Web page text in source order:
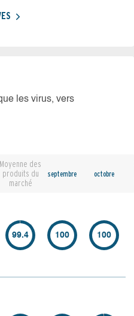
les virus, vers
Moyenne des
produits du
marché
septembre octobre
99.4 100 100